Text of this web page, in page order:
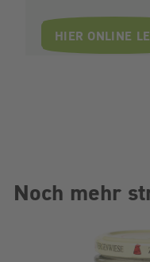
HIER ONLINE
Noch mehr